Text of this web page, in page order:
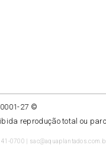
27 ©
reprodução total ou
0700 |